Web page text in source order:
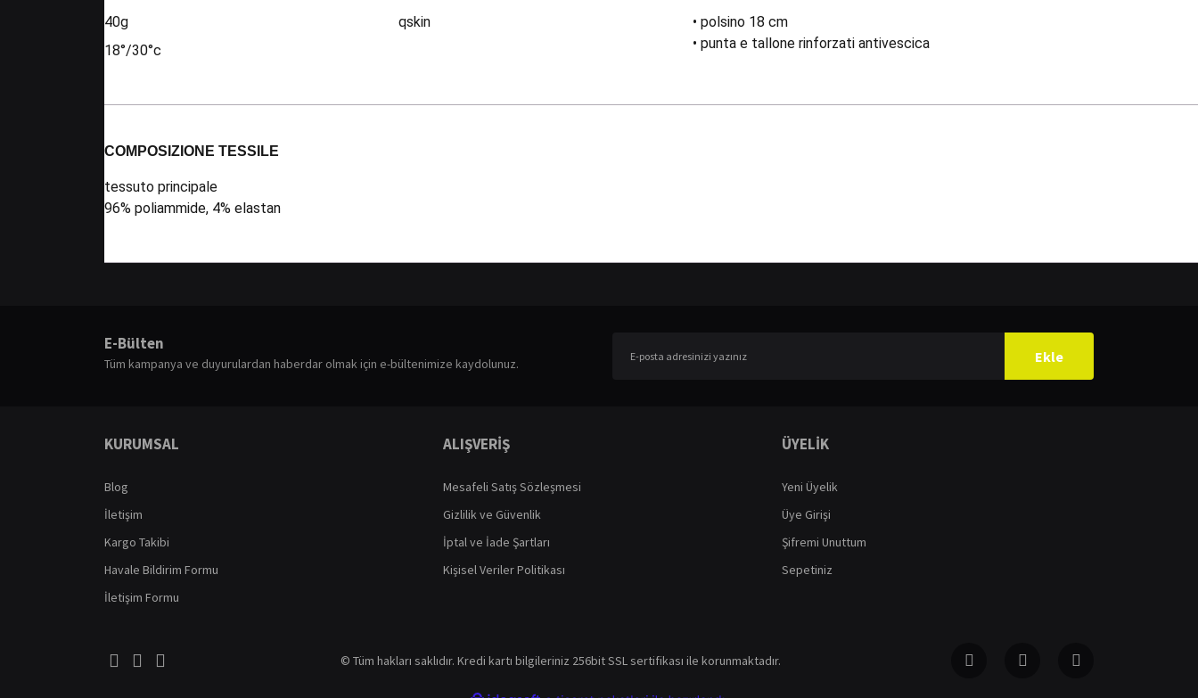
40g
18°/30°c
qskin
• polsino 18 cm
• punta e tallone rinforzati antivescica
COMPOSIZIONE TESSILE
tessuto principale
96% poliammide, 4% elastan
Ürün resmi kalitesiz, bozuk veya görüntülenemiyor.
Ürün fiyatı diğer sitelerden daha pahalı.
E-Bülten
Tüm kampanya ve duyurulardan haberdar olmak için e-bültenimize kaydolunuz. Ekle
KURUMSAL
Blog
İletişim
Kargo Takibi
Havale Bildirim Formu
İletişim Formu
ALIŞVERİŞ
Mesafeli Satış Sözleşmesi
Gizlilik ve Güvenlik
İptal ve İade Şartları
Kişisel Veriler Politikası
ÜYELİK
Yeni Üyelik
Üye Girişi
Şifremi Unuttum
Sepetiniz
© Tüm hakları saklıdır. Kredi kartı bilgileriniz 256bit SSL sertifikası ile korunmaktadır.